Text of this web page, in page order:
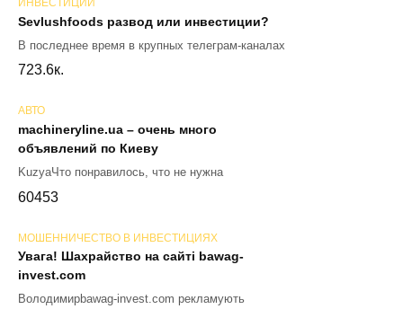
ИНВЕСТИЦИИ
Sevlushfoods развод или инвестиции?
В последнее время в крупных телеграм-каналах
723.6к.
АВТО
machineryline.ua – очень много
объявлений по Киеву
KuzyaЧто понравилось, что не нужна
60453
МОШЕННИЧЕСТВО В ИНВЕСТИЦИЯХ
Увага! Шахрайство на сайті bawag-
invest.com
Володимирbawag-invest.com рекламують